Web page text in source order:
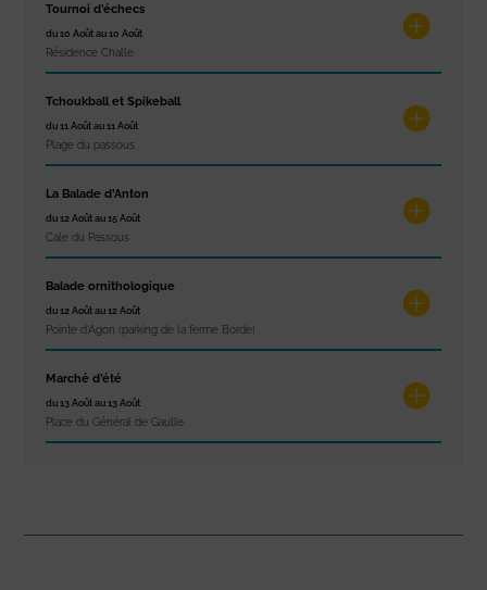
Tournoi d’échecs
du 10 Août au 10 Août
Résidence Challe
Tchoukball et Spikeball
du 11 Août au 11 Août
Plage du passous
La Balade d’Anton
du 12 Août au 15 Août
Cale du Passous
Balade ornithologique
du 12 Août au 12 Août
Pointe d'Agon (parking de la ferme Borde)
Marché d’été
du 13 Août au 13 Août
Place du Général de Gaulle